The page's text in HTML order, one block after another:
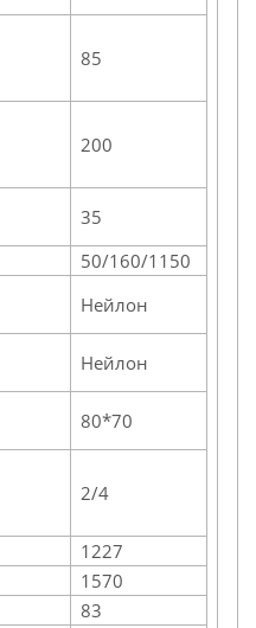
85
200
35
50/160/1150
Нейлон
Нейлон
80*70
2/4
1227
1570
83